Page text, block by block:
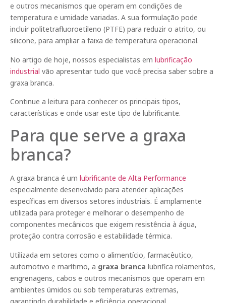
e outros mecanismos que operam em condições de
temperatura e umidade variadas. A sua formulação pode
incluir politetrafluoroetileno (PTFE) para reduzir o atrito, ou
silicone, para ampliar a faixa de temperatura operacional.
No artigo de hoje, nossos especialistas em lubrificação
industrial vão apresentar tudo que você precisa saber sobre a
graxa branca.
Continue a leitura para conhecer os principais tipos,
características e onde usar este tipo de lubrificante.
Para que serve a graxa
branca?
A graxa branca é um lubrificante de Alta Performance
especialmente desenvolvido para atender aplicações
específicas em diversos setores industriais. É amplamente
utilizada para proteger e melhorar o desempenho de
componentes mecânicos que exigem resistência à água,
proteção contra corrosão e estabilidade térmica.
Utilizada em setores como o alimentício, farmacêutico,
automotivo e marítimo, a graxa branca lubrifica rolamentos,
engrenagens, cabos e outros mecanismos que operam em
ambientes úmidos ou sob temperaturas extremas,